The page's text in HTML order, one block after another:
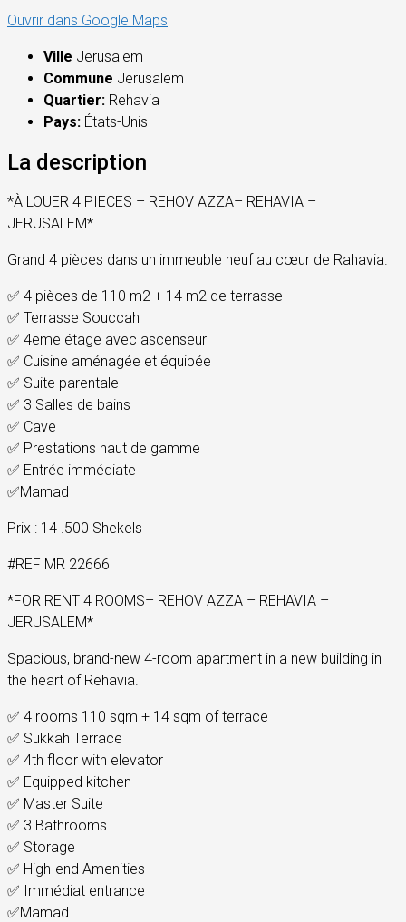
Ouvrir dans Google Maps
Ville Jerusalem
Commune Jerusalem
Quartier: Rehavia
Pays: États-Unis
La description
*À LOUER 4 PIECES – REHOV AZZA– REHAVIA –
JERUSALEM*
Grand 4 pièces dans un immeuble neuf au cœur de Rahavia.
✅ 4 pièces de 110 m2 + 14 m2 de terrasse
✅ Terrasse Souccah
✅ 4eme étage avec ascenseur
✅ Cuisine aménagée et équipée
✅ Suite parentale
✅ 3 Salles de bains
✅ Cave
✅ Prestations haut de gamme
✅ Entrée immédiate
✅Mamad
Prix : 14 .500 Shekels
#REF MR 22666
*FOR RENT 4 ROOMS– REHOV AZZA – REHAVIA –
JERUSALEM*
Spacious, brand-new 4-room apartment in a new building in
the heart of Rehavia.
✅ 4 rooms 110 sqm + 14 sqm of terrace
✅ Sukkah Terrace
✅ 4th floor with elevator
✅ Equipped kitchen
✅ Master Suite
✅ 3 Bathrooms
✅ Storage
✅ High-end Amenities
✅ Immédiat entrance
✅Mamad